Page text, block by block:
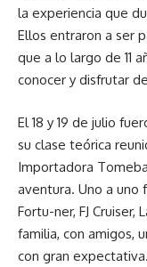
la experiencia que
Ellos entraron a ser
que a lo largo de 11
conocer y disfrutar
El 18 y 19 de julio
su clase teórica
Importadora
aventura. Uno a uno
Fortu-ner, FJ Cruiser,
familia, con amigos,
con gran expectativa.